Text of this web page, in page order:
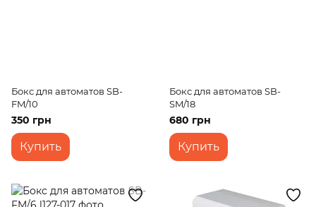
Бокс для автоматов SB-
FM/10
350 грн
Купить
Бокс для автоматов SB-
SM/18
680 грн
Купить